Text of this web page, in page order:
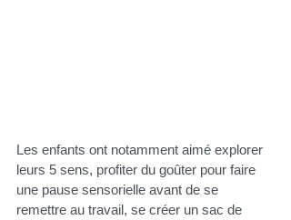
Les enfants ont notamment aimé explorer
leurs 5 sens, profiter du goûter pour faire
une pause sensorielle avant de se
remettre au travail, se créer un sac de